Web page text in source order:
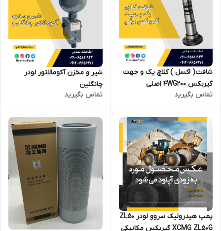
شافت( اکسل ) کلاچ یک و جهت
گیربکس 4WG200 اصلی
تماس بگیرید
شیر و مخزن آکومالاتور لودر
چانگلین
تماس بگیرید
پمپ هیدرولیک سروو لودر ZL50
XCMG ZL50G گیربکس مکانیکی